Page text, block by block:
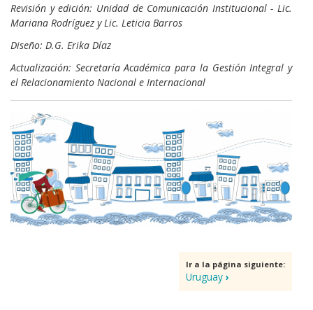
Revisión y edición: Unidad de Comunicación Institucional - Lic.
Mariana Rodríguez y Lic. Leticia Barros
Diseño: D.G. Erika Díaz
Actualización: Secretaría Académica para la Gestión Integral y
el Relacionamiento Nacional e Internacional
Imagen
al
pie
Ir a la página siguiente:
Uruguay ›